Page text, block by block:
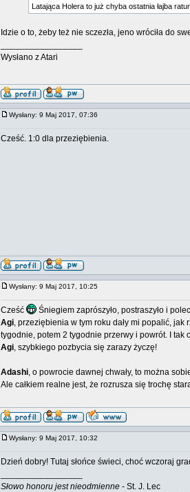
Latająca Holera to już chyba ostatnia łajba
Idzie o to, żeby też nie sczezła, jeno wróciła do
Wysłano z Atari
Wysłany: 9 Maj 2017, 07:36
Cześć. 1:0 dla przeziębienia.
Wysłany: 9 Maj 2017, 10:25
Cześć
Śniegiem zaprószyło, postraszyło i
Agi, przeziębienia w tym roku dały mi popalić, jak
tygodnie, potem 2 tygodnie przerwy i powrót. I
Agi, szybkiego pozbycia się zarazy życzę!
Adashi, o powrocie dawnej chwały, to można
Ale całkiem realne jest, że rozrusza się trochę
Wysłany: 9 Maj 2017, 10:32
Dzień dobry! Tutaj słońce świeci, choć wczoraj
Słowo honoru jest nieodmienne - St. J. Lec